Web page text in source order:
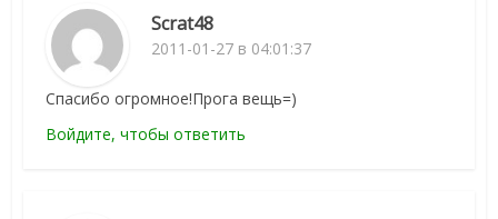
Scrat48
2011-01-27 в 04:01:37
Спасибо огромное!Прога вещь=)
Войдите, чтобы ответить